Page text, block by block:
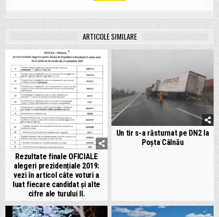
ARTICOLE SIMILARE
Rezultate finale OFICIALE
alegeri prezidențiale 2019:
vezi în articol câte voturi a
luat fiecare candidat și alte
cifre ale turului II.
Un tir s-a răsturnat pe DN2 la
Poșta Câlnău